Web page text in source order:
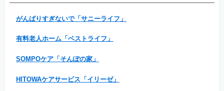
がんばりすぎないで「サニーライフ」
有料老人ホーム「ベストライフ」
SOMPOケア「そんぽの家」
HITOWAケアサービス「イリーゼ」